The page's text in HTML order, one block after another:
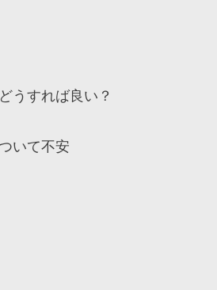
うすれば良い？
いて不安